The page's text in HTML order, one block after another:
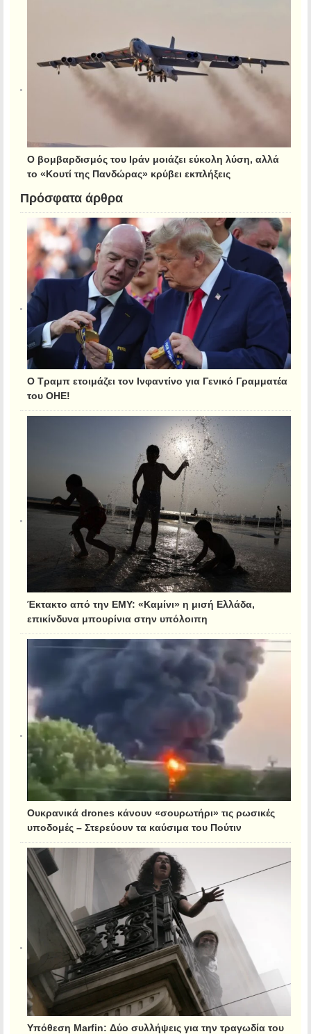
Ο βομβαρδισμός του Ιράν μοιάζει εύκολη λύση, αλλά
το «Κουτί της Πανδώρας» κρύβει εκπλήξεις
Πρόσφατα άρθρα
Ο Τραμπ ετοιμάζει τον Ινφαντίνο για Γενικό Γραμματέα
του ΟΗΕ!
Έκτακτο από την ΕΜΥ: «Καμίνι» η μισή Ελλάδα,
επικίνδυνα μπουρίνια στην υπόλοιπη
Ουκρανικά drones κάνουν «σουρωτήρι» τις ρωσικές
υποδομές – Στερεύουν τα καύσιμα του Πούτιν
Υπόθεση Marfin: Δύο συλλήψεις για την τραγωδία του